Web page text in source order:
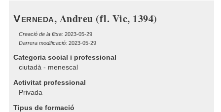
Verneda, Andreu (fl. Vic, 1394)
Creació de la fitxa: 2023-05-29
Darrera modificació: 2023-05-29
Categoria social i professional
ciutadà - menescal
Activitat professional
Privada
Tipus de formació